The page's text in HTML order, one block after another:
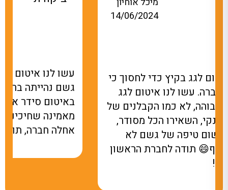
עשו לנו איטום למרפסת שבכל פעם שהיה
גשם נהייתה בריכה. מאז שהקבלן של הראשון
באיטום סידר את זה, לא רואים טיפת מים! לא
מאמינה שחיכינו עם זה כל כך הרבה זמן.
אחלה חברה, תודה על שירותכם.